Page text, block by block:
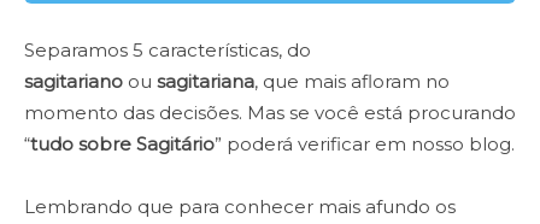
Separamos 5 características, do
sagitariano ou sagitariana, que mais afloram no
momento das decisões. Mas se você está procurando
“tudo sobre Sagitário” poderá verificar em nosso blog.
Lembrando que para conhecer mais afundo os